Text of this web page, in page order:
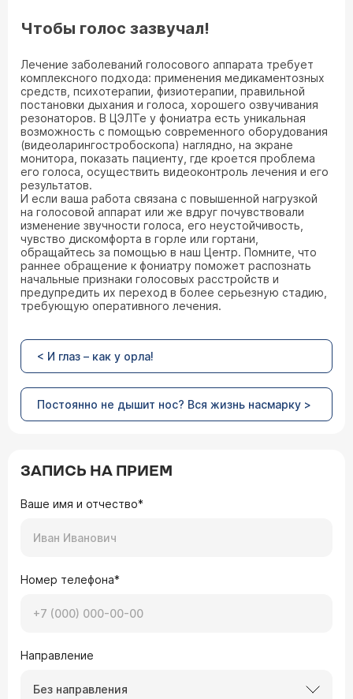
Чтобы голос зазвучал!
Лечение заболеваний голосового аппарата требует
комплексного подхода: применения медикаментозных
средств, психотерапии, физиотерапии, правильной
постановки дыхания и голоса, хорошего озвучивания
резонаторов. В ЦЭЛТе у фониатра есть уникальная
возможность с помощью современного оборудования
(видеоларингостробоскопа) наглядно, на экране
монитора, показать пациенту, где кроется проблема
его голоса, осуществить видеоконтроль лечения и его
результатов.
И если ваша работа связана с повышенной нагрузкой
на голосовой аппарат или же вдруг почувствовали
изменение звучности голоса, его неустойчивость,
чувство дискомфорта в горле или гортани,
обращайтесь за помощью в наш Центр. Помните, что
раннее обращение к фониатру поможет распознать
начальные признаки голосовых расстройств и
предупредить их переход в более серьезную стадию,
требующую оперативного лечения.
< И глаз – как у орла!
Постоянно не дышит нос? Вся жизнь насмарку >
ЗАПИСЬ НА ПРИЕМ
Ваше имя и отчество*
Номер телефона*
Направление
Без направления